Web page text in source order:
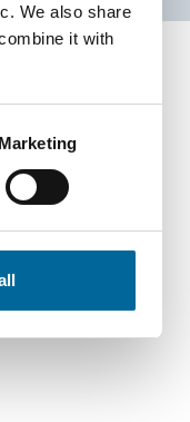
We also share
it with
Marketing